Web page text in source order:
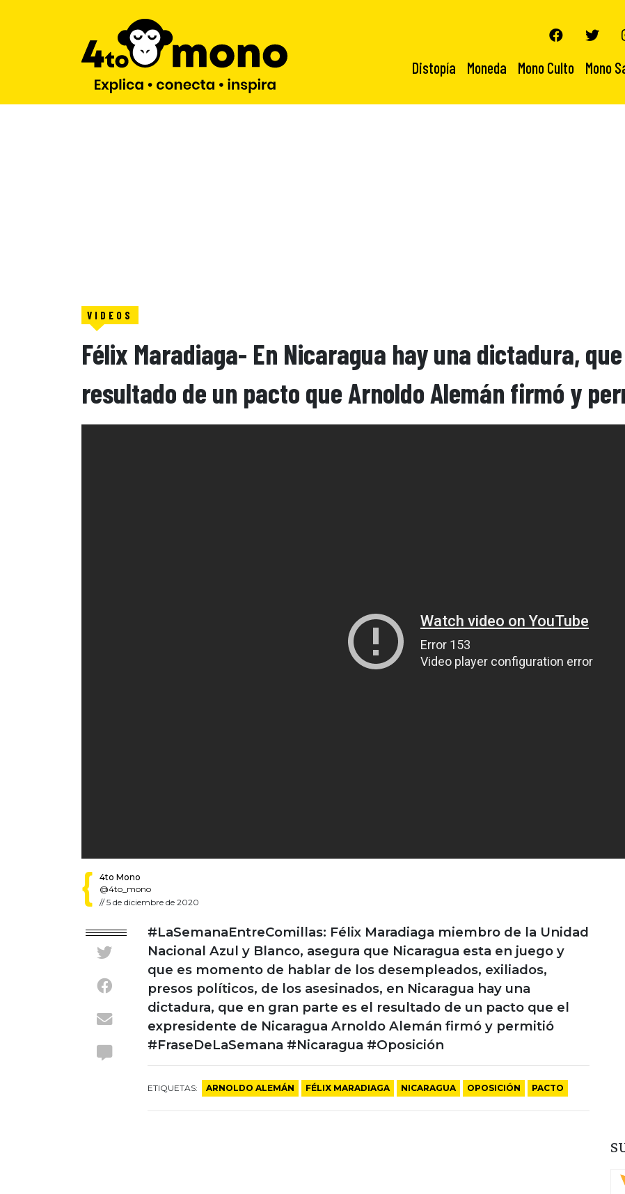
Distopía Moneda Mono Culto Mono
VIDEOS
Félix Maradiaga- En Nicaragua hay una dictadura,
resultado de un pacto que Arnoldo Alemán firmó y
4to Mono
@4to_mono
//5 de diciembre de 2020
#LaSemanaEntreComillas: Félix Maradiaga miembro de la Unidad
Nacional Azul y Blanco, asegura que Nicaragua esta en juego y
que es momento de hablar de los desempleados, exiliados,
presos políticos, de los asesinados, en Nicaragua hay una
dictadura, que en gran parte es el resultado de un pacto que el
expresidente de Nicaragua Arnoldo Alemán firmó y permitió
#FraseDeLaSemana #Nicaragua #Oposición
ETIQUETAS: ARNOLDO ALEMÁN FÉLIX MARADIAGA NICARAGUA OPOSICIÓN PACTO